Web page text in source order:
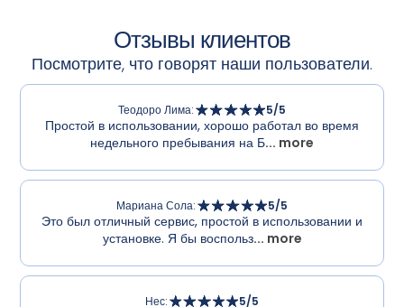
Отзывы клиентов
Посмотрите, что говорят наши пользователи.
Теодоро Лима: 5/5
Простой в использовании, хорошо работал во время
недельного пребывания на Б... more
Мариана Сола: 5/5
Это был отличный сервис, простой в использовании и
установке. Я бы воспольз... more
Нес: 5/5